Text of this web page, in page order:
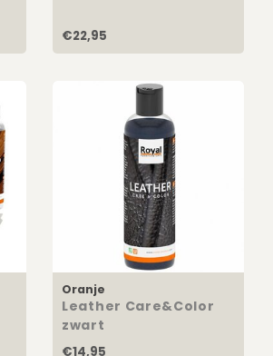
€22,95
Oranje
Leather Care&Color
zwart
€14,95